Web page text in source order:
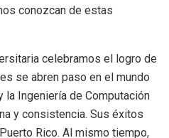
conozcan de estas
celebramos el logro de
se abren paso en el mundo
la Ingeniería de Computación
y consistencia. Sus éxitos
Rico. Al mismo tiempo,